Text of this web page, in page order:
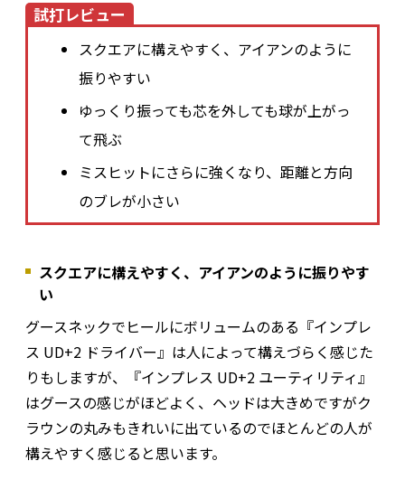
試打レビュー
スクエアに構えやすく、アイアンのように
振りやすい
ゆっくり振っても芯を外しても球が上がっ
て飛ぶ
ミスヒットにさらに強くなり、距離と方向
のブレが小さい
スクエアに構えやすく、アイアンのように振りやす
い
グースネックでヒールにボリュームのある『インプレ
ス UD+2 ドライバー』は人によって構えづらく感じた
りもしますが、『インプレス UD+2 ユーティリティ』
はグースの感じがほどよく、ヘッドは大きめですがク
ラウンの丸みもきれいに出ているのでほとんどの人が
構えやすく感じると思います。